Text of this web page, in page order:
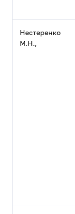
Нестеренко
М.Н.,